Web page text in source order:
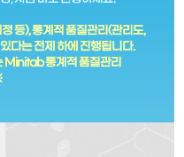
등), 통계적 품질관리(관리도,
다는 전제 하에 진행됩니다.
Minitab 통계적 품질관리